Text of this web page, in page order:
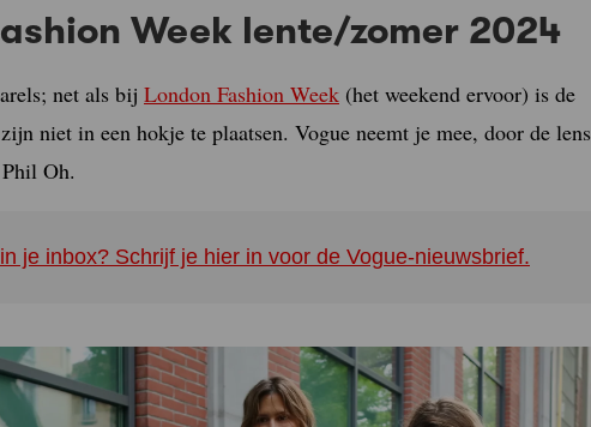
Week lente/zomer 2024
net als bij London Fashion Week (het weekend ervoor) is de
niet in een hokje te plaatsen. Vogue neemt je mee, door de lens
Oh.
je inbox? Schrijf je hier in voor de Vogue-nieuwsbrief.